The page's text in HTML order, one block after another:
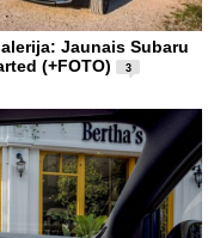
Jaunais Subaru
(+FOTO)
3